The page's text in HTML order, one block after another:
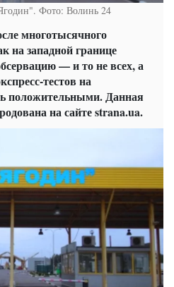
Фото: Волинь 24
многотысячного
на западной границе
— и то не всех, а
тестов на
положительными. Данная
на сайте strana.ua.